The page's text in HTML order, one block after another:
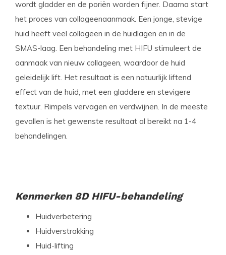
wordt gladder en de poriën worden fijner. Daarna start
het proces van collageenaanmaak. Een jonge, stevige
huid heeft veel collageen in de huidlagen en in de
SMAS-laag. Een behandeling met HIFU stimuleert de
aanmaak van nieuw collageen, waardoor de huid
geleidelijk lift. Het resultaat is een natuurlijk liftend
effect van de huid, met een gladdere en stevigere
textuur. Rimpels vervagen en verdwijnen. In de meeste
gevallen is het gewenste resultaat al bereikt na 1-4
behandelingen.
Kenmerken 8D HIFU-behandeling
Huidverbetering
Huidverstrakking
Huid-lifting